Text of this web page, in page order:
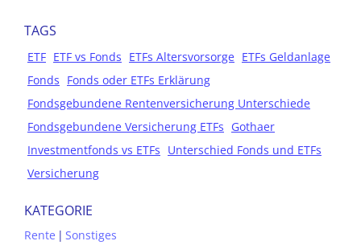
TAGS
ETF ETF vs Fonds ETFs Altersvorsorge ETFs Geldanlage
Fonds Fonds oder ETFs Erklärung
Fondsgebundene Rentenversicherung Unterschiede
Fondsgebundene Versicherung ETFs Gothaer
Investmentfonds vs ETFs Unterschied Fonds und ETFs
Versicherung
KATEGORIE
Rente | Sonstiges